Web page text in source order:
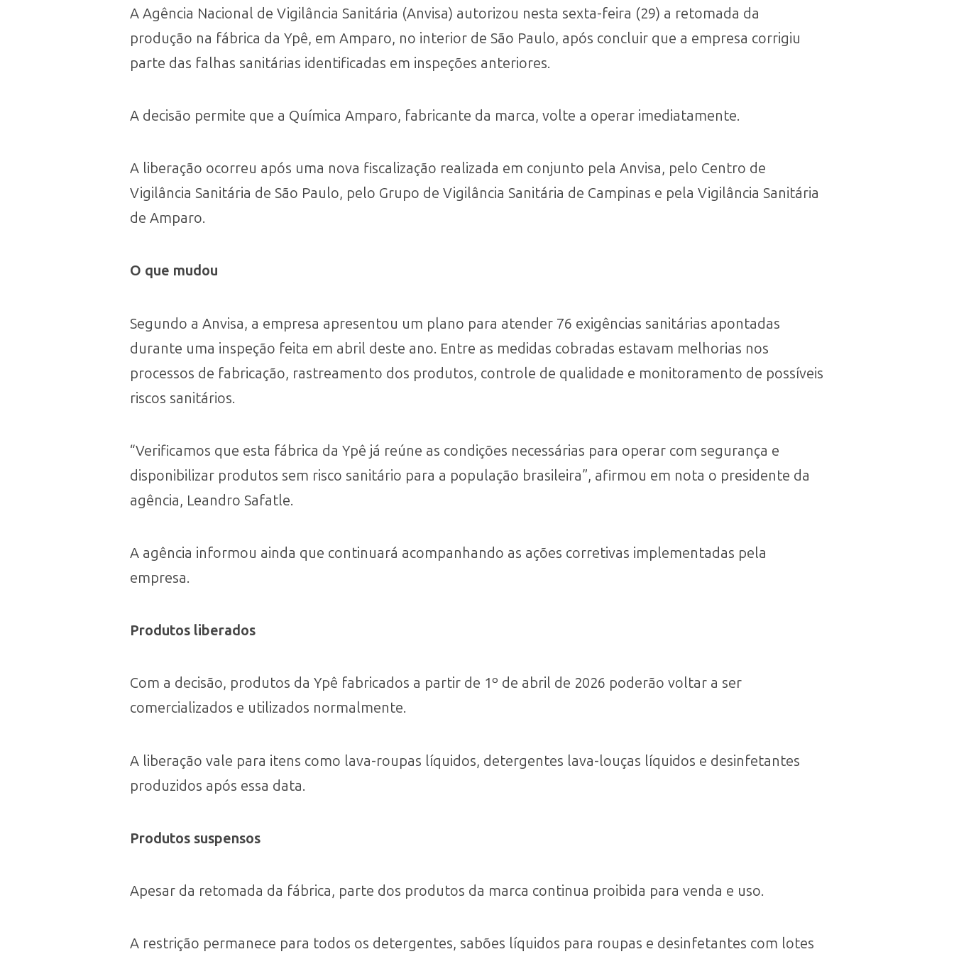
A Agência Nacional de Vigilância Sanitária (Anvisa) autorizou nesta sexta-feira (29) a retomada da
produção na fábrica da Ypê, em Amparo, no interior de São Paulo, após concluir que a empresa corrigiu
parte das falhas sanitárias identificadas em inspeções anteriores.
A decisão permite que a Química Amparo, fabricante da marca, volte a operar imediatamente.
A liberação ocorreu após uma nova fiscalização realizada em conjunto pela Anvisa, pelo Centro de
Vigilância Sanitária de São Paulo, pelo Grupo de Vigilância Sanitária de Campinas e pela Vigilância Sanitária
de Amparo.
O que mudou
Segundo a Anvisa, a empresa apresentou um plano para atender 76 exigências sanitárias apontadas
durante uma inspeção feita em abril deste ano. Entre as medidas cobradas estavam melhorias nos
processos de fabricação, rastreamento dos produtos, controle de qualidade e monitoramento de possíveis
riscos sanitários.
“Verificamos que esta fábrica da Ypê já reúne as condições necessárias para operar com segurança e
disponibilizar produtos sem risco sanitário para a população brasileira”, afirmou em nota o presidente da
agência, Leandro Safatle.
A agência informou ainda que continuará acompanhando as ações corretivas implementadas pela
empresa.
Produtos liberados
Com a decisão, produtos da Ypê fabricados a partir de 1º de abril de 2026 poderão voltar a ser
comercializados e utilizados normalmente.
A liberação vale para itens como lava-roupas líquidos, detergentes lava-louças líquidos e desinfetantes
produzidos após essa data.
Produtos suspensos
Apesar da retomada da fábrica, parte dos produtos da marca continua proibida para venda e uso.
A restrição permanece para todos os detergentes, sabões líquidos para roupas e desinfetantes com lotes